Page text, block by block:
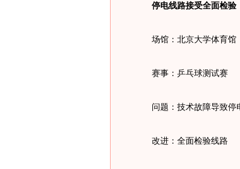
停电线路接受全面检验
场馆：北京大学体育馆
赛事：乒乓球测试赛
问题：技术故障导致停
改进：全面检验线路